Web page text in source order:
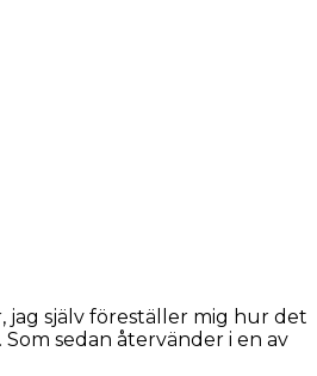
jag själv föreställer mig hur det
sedan återvänder i en av